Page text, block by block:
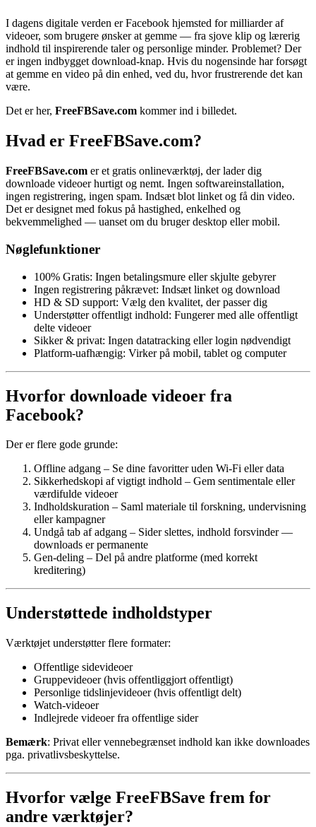
I dagens digitale verden er Facebook hjemsted for milliarder af
videoer, som brugere ønsker at gemme — fra sjove klip og lærerig
indhold til inspirerende taler og personlige minder. Problemet? Der
er ingen indbygget download-knap. Hvis du nogensinde har forsøgt
at gemme en video på din enhed, ved du, hvor frustrerende det kan
være.
Det er her, FreeFBSave.com kommer ind i billedet.
Hvad er FreeFBSave.com?
FreeFBSave.com er et gratis onlineværktøj, der lader dig
downloade videoer hurtigt og nemt. Ingen softwareinstallation,
ingen registrering, ingen spam. Indsæt blot linket og få din video.
Det er designet med fokus på hastighed, enkelhed og
bekvemmelighed — uanset om du bruger desktop eller mobil.
Nøglefunktioner
100% Gratis: Ingen betalingsmure eller skjulte gebyrer
Ingen registrering påkrævet: Indsæt linket og download
HD & SD support: Vælg den kvalitet, der passer dig
Understøtter offentligt indhold: Fungerer med alle offentligt
delte videoer
Sikker & privat: Ingen datatracking eller login nødvendigt
Platform-uafhængig: Virker på mobil, tablet og computer
Hvorfor downloade videoer fra
Facebook?
Der er flere gode grunde:
Offline adgang – Se dine favoritter uden Wi-Fi eller data
Sikkerhedskopi af vigtigt indhold – Gem sentimentale eller
værdifulde videoer
Indholdskuration – Saml materiale til forskning, undervisning
eller kampagner
Undgå tab af adgang – Sider slettes, indhold forsvinder —
downloads er permanente
Gen-deling – Del på andre platforme (med korrekt
kreditering)
Understøttede indholdstyper
Værktøjet understøtter flere formater:
Offentlige sidevideoer
Gruppevideoer (hvis offentliggjort offentligt)
Personlige tidslinjevideoer (hvis offentligt delt)
Watch-videoer
Indlejrede videoer fra offentlige sider
Bemærk: Privat eller vennebegrænset indhold kan ikke downloades
pga. privatlivsbeskyttelse.
Hvorfor vælge FreeFBSave frem for
andre værktøjer?